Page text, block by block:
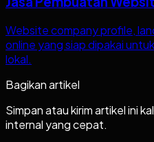
Website company profile,
online yang siap dipakai
lokal.
Bagikan artikel
Simpan atau kirim artikel ini
internal yang cepat.